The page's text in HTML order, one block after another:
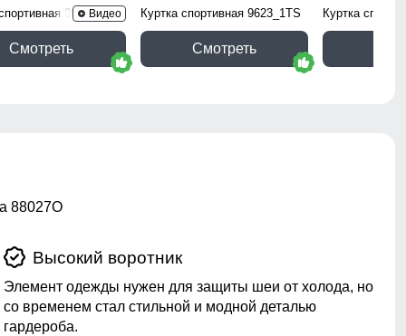
9629_1Kh
Видео
Смотреть
Куртка спортивная 9623_1TS
Смотреть
Куртка
88027O
Высокий воротник
Элемент одежды нужен для защиты шеи от холода, но
со временем стал стильной и модной деталью
гардероба.